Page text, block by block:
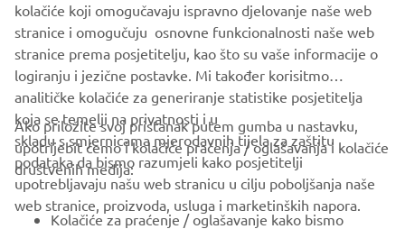
CORPORATE
FOR BUSINESS
MORE YAMAHA
SUPPORT
kolačiće koji omogučavaju ispravno djelovanje naše web
stranice i omogučuju osnovne funkcionalnosti naše web
stranice prema posjetitelju, kao što su vaše informacije o
logiranju i jezične postavke. Mi također korisitmo
analitičke kolačiće za generiranje statistike posjetitelja
koja se temelji na privatnosti i u
skladu s smjernicama mjerodavnih tijela za zaštitu
podataka da bismo razumjeli kako posjetitelji
upotrebljavaju našu web stranicu u cilju poboljšanja naše
web stranice, proizvoda, usluga i marketinških napora.
Ako priložite svoj pristanak putem gumba u nastavku,
upotrijebit ćemo i kolačiće praćenja / oglašavanja i kolačiće
društvenih medija:
Kolačiće za praćenje / oglašavanje kako bismo